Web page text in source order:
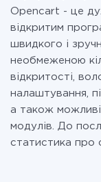
Opencart - це
відкритим
швидкого і
необмеженою
відкритості,
налаштування,
а також
модулів. До
статистика про